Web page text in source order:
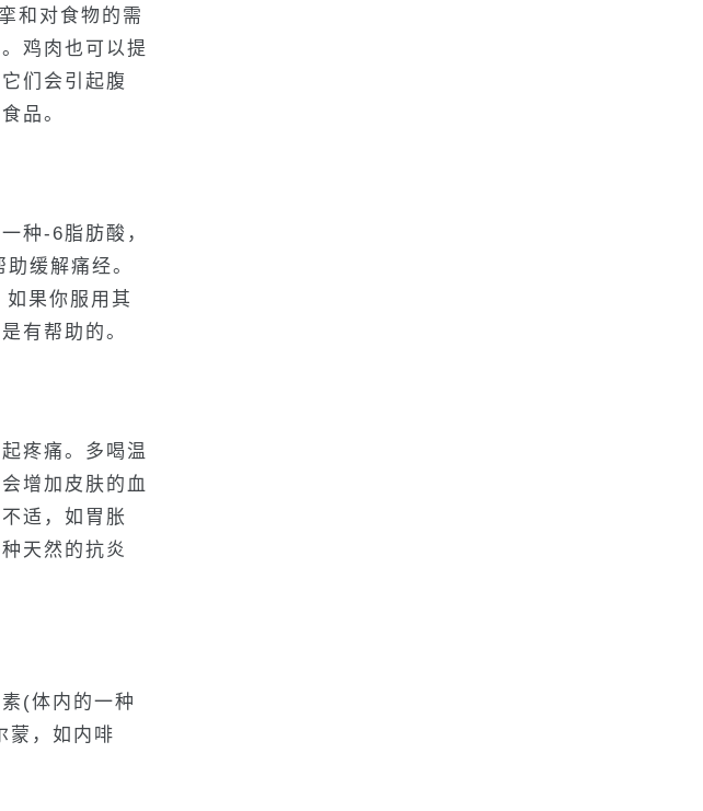
和对食物的需
鸡肉也可以提
们会引起腹
品。
种-6脂肪酸，
缓解痛经。
果你服用其
有帮助的。
疼痛。多喝温
增加皮肤的血
适，如胃胀
天然的抗炎
(体内的一种
蒙，如内啡